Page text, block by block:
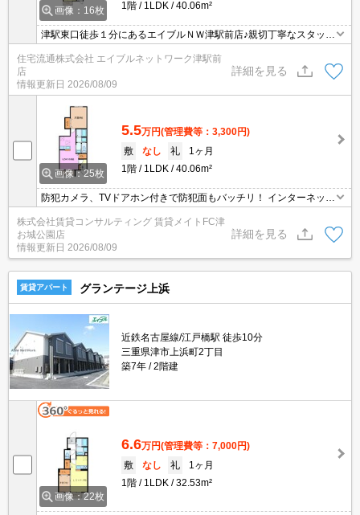
画像：16枚
1階
1LDK 40.06m²
津駅東口徒歩１分にあるエイブルＮＷ津駅前店♪親切丁寧なスタッフ
がお客様にあったお部屋探しをしてくれます＊。お部屋探しが初め
て！と言う方も、何度もしてるよ♪と言う方も、是非一度足を運んで
住宅流通株式会社 エイブルネットワーク津駅前
店
情報更新日 2026/08/09
詳細を見る
画像：25枚
5.5万円(管理費等：3,300円)
敷
なし 礼
1ヶ月
1階
1LDK 40.06m²
防犯カメラ、TVドアホン付きで防犯面もバッチリ！ インターネット
無料物件！面倒な個人での手続き不要でご利用いただけます♪私生活
はもちろん、テレワーク勤務の方にもおすすめですよ♪
株式会社賃貸コンサルティング 賃貸メイトFC津
お城公園店
情報更新日 2026/08/09
詳細を見る
賃貸アパート グランテージ上浜
近鉄名古屋線/江戸橋駅 徒歩10分
三重県津市上浜町2丁目
築7年
2階建
画像：22枚
6.6万円(管理費等：7,000円)
敷
なし 礼
1ヶ月
1階
1LDK 32.53m²